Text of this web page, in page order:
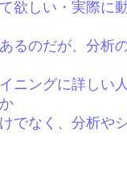
欲しい・実際に
るのだが、分析
ニングに詳しい
でなく、分析や